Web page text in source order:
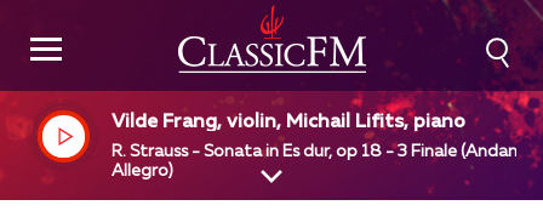
Vilde Frang, violin, Michail Lifits, piano
R. Strauss - Sonata in Es dur, op 18 - 3 Finale (Andante
Allegro)